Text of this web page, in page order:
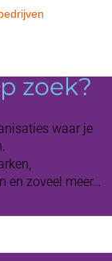
zoek?
waar je
en zoveel meer…